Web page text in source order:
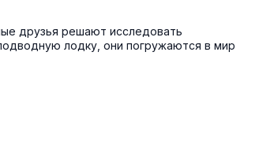
друзья решают исследовать
лодку, они погружаются в мир